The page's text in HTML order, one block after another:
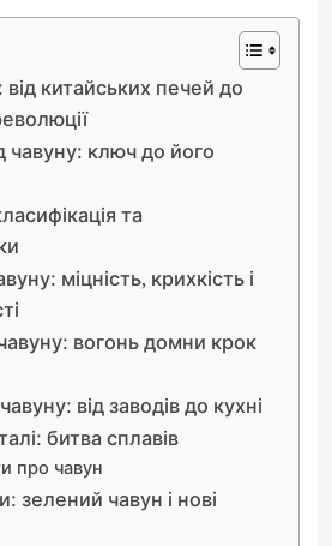
від китайських печей до
чавуну: ключ до його
та
міцність, крихкість і
вогонь домни крок
від заводів до кухні
битва сплавів
про чавун
зелений чавун і нові